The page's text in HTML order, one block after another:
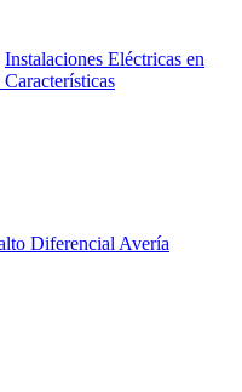
Instalaciones Eléctricas en
Diferencial Avería